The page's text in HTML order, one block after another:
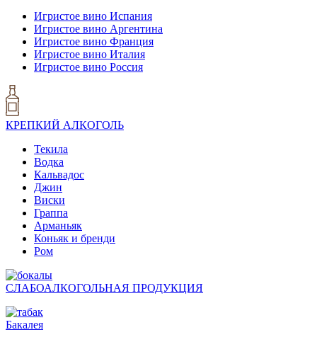
Игристое вино Испания
Игристое вино Аргентина
Игристое вино Франция
Игристое вино Италия
Игристое вино Россия
КРЕПКИЙ АЛКОГОЛЬ
Текила
Водка
Кальвадос
Джин
Виски
Граппа
Арманьяк
Коньяк и бренди
Ром
СЛАБОАЛКОГОЛЬНАЯ ПРОДУКЦИЯ
Бакалея